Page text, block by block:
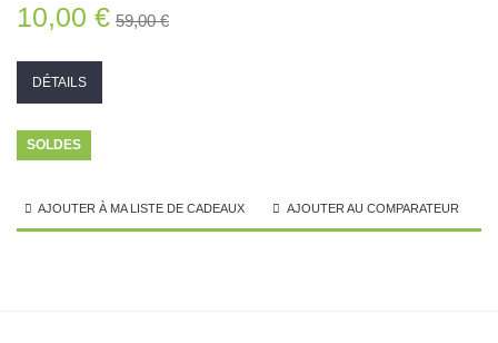
10,00 € 59,00 €
DÉTAILS
SOLDES
AJOUTER À MA LISTE DE CADEAUX AJOUTER AU COMPARATEUR